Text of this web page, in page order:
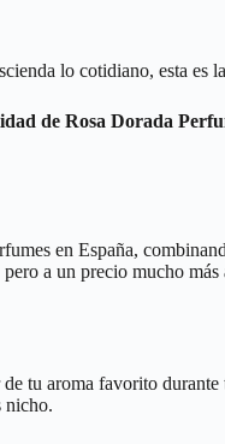
lo cotidiano, esta es
de Rosa Dorada
en España,
a un precio mucho
tu aroma favorito
nicho.